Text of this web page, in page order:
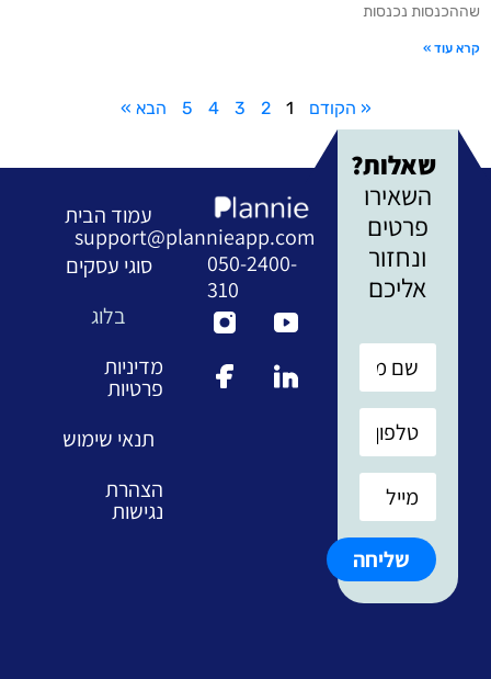
שההכנסות נכנסות
קרא עוד »
« הקודם 1
2
3
4
5 הבא »
עמוד הבית
סוגי עסקים
בלוג
מדיניות
פרטיות
תנאי שימוש
הצהרת
נגישות
שאלות?
השאירו
פרטים
ונחזור
אליכם
שליחה
support@plannieapp.com
050-2400-
310